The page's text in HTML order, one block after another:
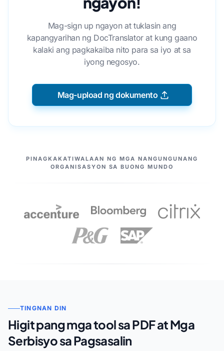
Mag-sign up ngayon at tuklasin ang
kapangyarihan ng DocTranslator at kung gaano
kalaki ang pagkakaiba nito para sa iyo at sa
iyong negosyo.
Mag-upload ng dokumento
ANG AMING MGA KASOSYO
PINAGKAKATIWALAAN NG MGA NANGUNGUNANG
ORGANISASYON SA BUONG MUNDO
TINGNAN DIN
Higit pang mga tool sa PDF at Mga
Serbisyo sa Pagsasalin